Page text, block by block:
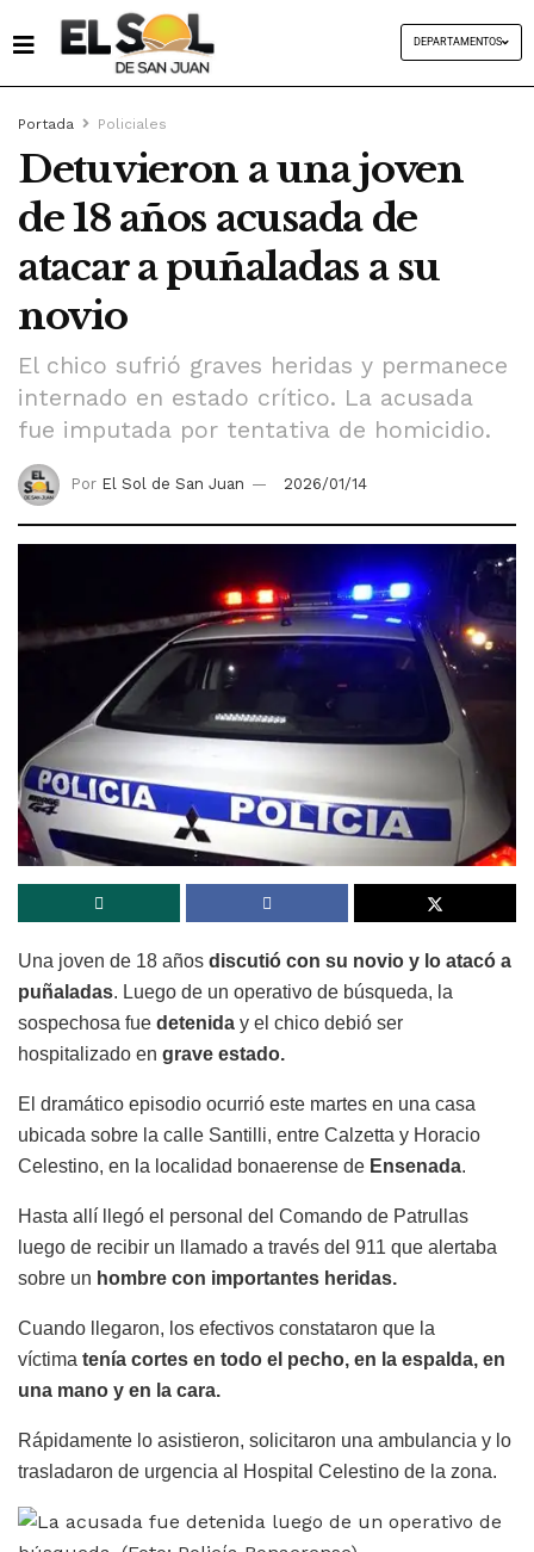
DEPARTAMENTOS
Portada Policiales
Detuvieron a una joven
de 18 años acusada de
atacar a puñaladas a su
novio
El chico sufrió graves heridas y permanece
internado en estado crítico. La acusada
fue imputada por tentativa de homicidio.
Por El Sol de San Juan 2026/01/14
Una joven de 18 años discutió con su novio y lo atacó a
puñaladas. Luego de un operativo de búsqueda, la
sospechosa fue detenida y el chico debió ser
hospitalizado en grave estado.
El dramático episodio ocurrió este martes en una casa
ubicada sobre la calle Santilli, entre Calzetta y Horacio
Celestino, en la localidad bonaerense de Ensenada.
Hasta allí llegó el personal del Comando de Patrullas
luego de recibir un llamado a través del 911 que alertaba
sobre un hombre con importantes heridas.
Cuando llegaron, los efectivos constataron que la
víctima tenía cortes en todo el pecho, en la espalda, en
una mano y en la cara.
Rápidamente lo asistieron, solicitaron una ambulancia y lo
trasladaron de urgencia al Hospital Celestino de la zona.